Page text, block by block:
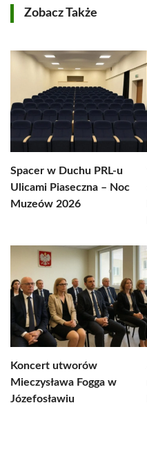
Zobacz Także
Spacer w Duchu PRL-u
Ulicami Piaseczna – Noc
Muzeów 2026
Koncert utworów
Mieczysława Fogga w
Józefosławiu